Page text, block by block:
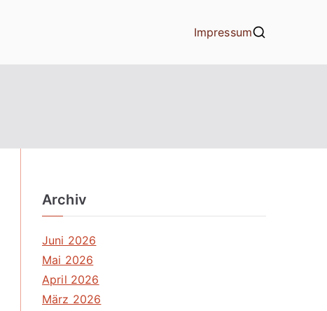
Impressum
Archiv
Juni 2026
Mai 2026
April 2026
März 2026